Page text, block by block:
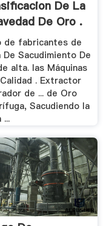
De La
De Oro .
de fabricantes de
De Sacudimiento De
alta. las Máquinas
. Extractor
de ... de Oro
Sacudiendo la
...